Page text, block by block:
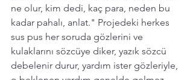
ne olur, kim dedi, kaç para, neden bu
kadar pahalı, anlat." Projedeki herkes
sus pus her soruda gözlerini ve
kulaklarını sözcüye diker, yazık sözcü
debelenir durur, yardım ister gözleriyle,